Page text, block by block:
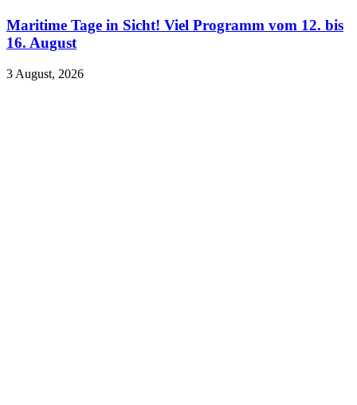
Maritime Tage in Sicht! Viel Programm vom 12. bis
16. August
3 August, 2026